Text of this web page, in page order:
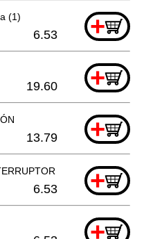
(1) +
6.53
+
19.60
+
13.79
+
6.53
+